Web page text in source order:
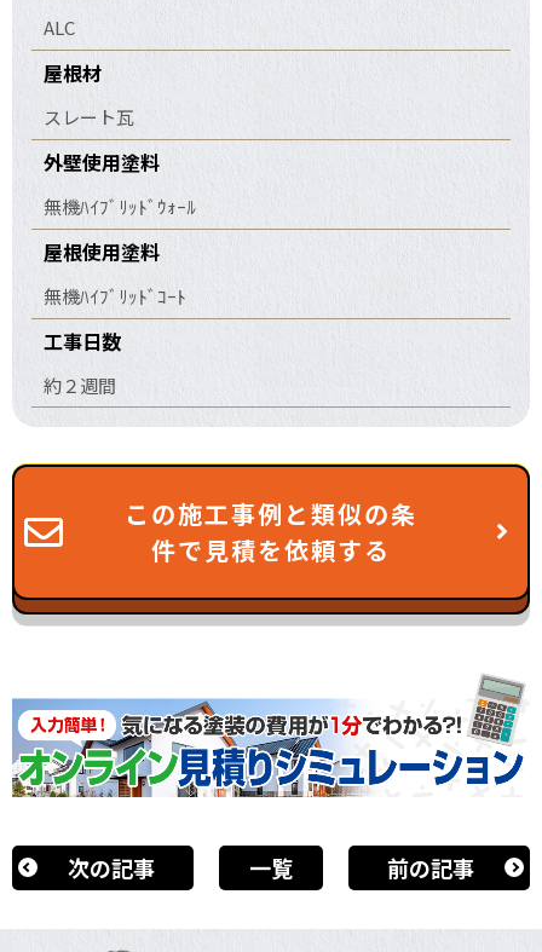
ALC
屋根材
スレート瓦
外壁使用塗料
無機ﾊｲﾌﾞﾘｯﾄﾞｳｫｰﾙ
屋根使用塗料
無機ﾊｲﾌﾞﾘｯﾄﾞｺｰﾄ
工事日数
約２週間
この施工事例と類似の条
件で見積を依頼する
次の記事 一覧 前の記事